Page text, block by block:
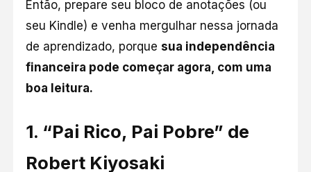
Então, prepare seu bloco de anotações (ou
seu Kindle) e venha mergulhar nessa jornada
de aprendizado, porque sua independência
financeira pode começar agora, com uma
boa leitura.
1. “Pai Rico, Pai Pobre” de
Robert Kiyosaki